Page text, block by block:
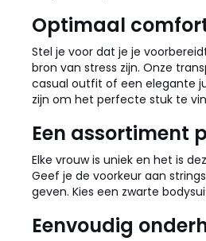
Optimaal
Stel je voor dat je je
bron van stress zijn. Onze
casual outfit of een elegante
zijn om het perfecte stuk te
Een assortiment
Elke vrouw is uniek en het is
Geef je de voorkeur aan
geven. Kies een zwarte
Eenvoudig